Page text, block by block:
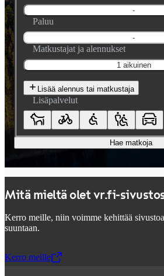
-
Paluu
-
Matkustajat ja alennukset
1 aikuinen
Lisää alennus tai matkustaja
Lisäpalvelut
Hae matkoja
Mitä mieltä olet vr.fi-
Kerro meille, niin voimme kehittää
suuntaan.
Kerro meille
,Avataan uudessa välilehdessä